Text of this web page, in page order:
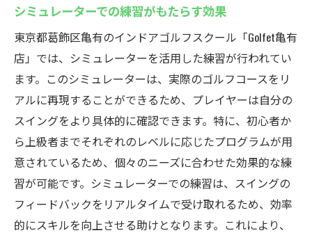
シミュレーターでの練習がもたらす効果
東京都葛飾区亀有のインドアゴルフスクール「Golfet亀有
店」では、シミュレーターを活用した練習が行われてい
ます。このシミュレーターは、実際のゴルフコースをリ
アルに再現することができるため、プレイヤーは自分の
スイングをより具体的に確認できます。特に、初心者か
ら上級者までそれぞれのレベルに応じたプログラムが用
意されているため、個々のニーズに合わせた効果的な練
習が可能です。シミュレーターでの練習は、スイングの
フィードバックをリアルタイムで受け取れるため、効率
的にスキルを向上させる助けとなります。これにより、